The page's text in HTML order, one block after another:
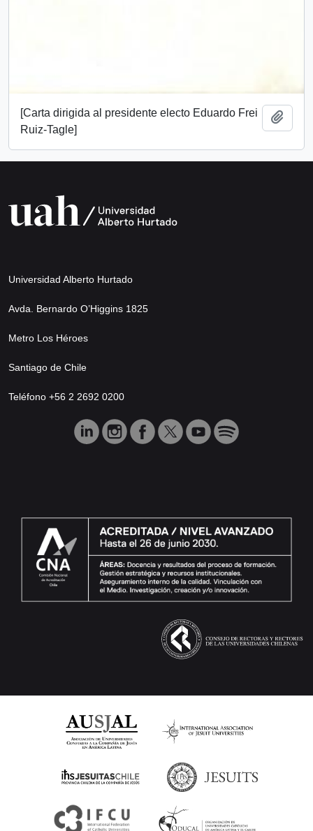
[Carta dirigida al presidente electo Eduardo Frei
Ruiz-Tagle]
Universidad Alberto Hurtado
Avda. Bernardo O’Higgins 1825
Metro Los Héroes
Santiago de Chile
Teléfono +56 2 2692 0200